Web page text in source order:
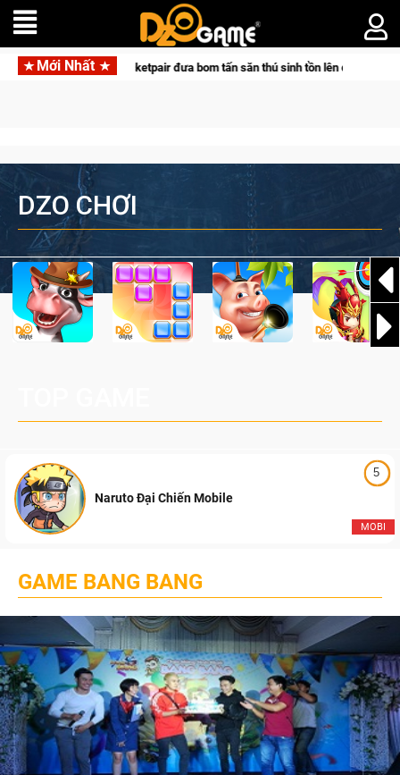
Mới Nhất
bom tấn săn thú sinh tồn lên di động với tên gọi Palworld Online
DZO CHƠI
5
MOBI
Naruto Đại Chiến Mobile
GAME BANG BANG